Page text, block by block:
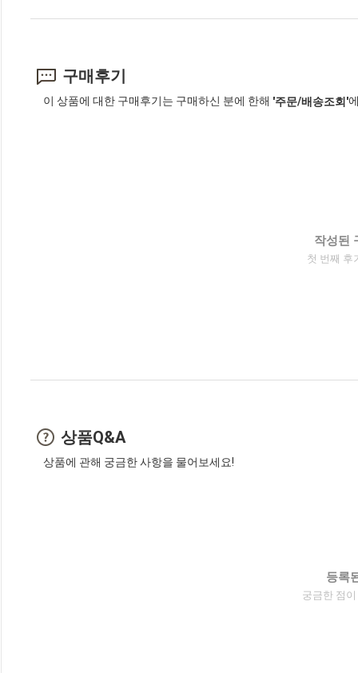
구매후기
이 상품에 대한 구매후기는 구매하신 분에 한해 '주문/배송조회'
작성된
첫 번째 후
상품Q&A
상품에 관해 궁금한 사항을 물어보세요!
등록
궁금한 점